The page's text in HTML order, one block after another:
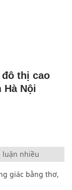
thị cao
Hà Nội
luận nhiều
giác bằng thơ,